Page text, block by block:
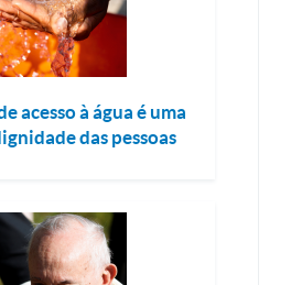
acesso à água é uma
das pessoas